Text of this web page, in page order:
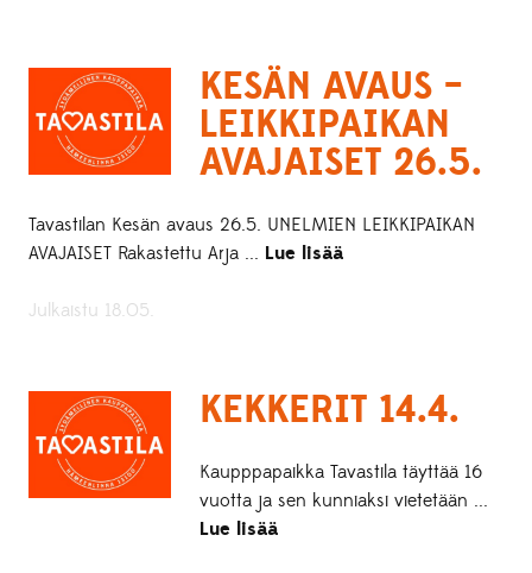
KESÄN AVAUS –
LEIKKIPAIKAN
AVAJAISET 26.5.
Tavastilan Kesän avaus 26.5. UNELMIEN LEIKKIPAIKAN
AVAJAISET Rakastettu Arja ... Lue lisää
Julkaistu 18.05.
KEKKERIT 14.4.
Kaupppapaikka Tavastila täyttää 16
vuotta ja sen kunniaksi vietetään ...
Lue lisää